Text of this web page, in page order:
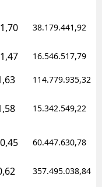
38.179.441,92
16.546.517,79
114.779.935,32
15.342.549,22
60.447.630,78
357.495.038,84